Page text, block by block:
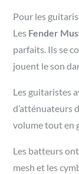
Pour les
Les Fender
parfaits. Ils se
jouent le son
Les guitaristes
d’atténuateurs
volume tout en
Les batteurs
mesh et les